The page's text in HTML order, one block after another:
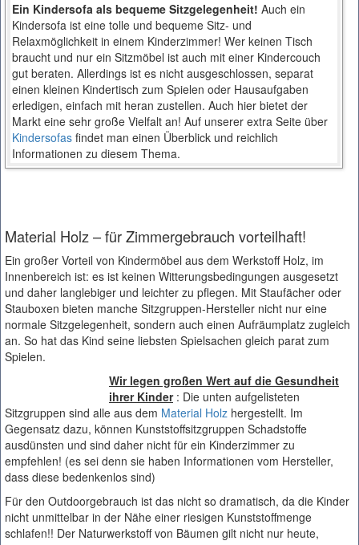
Ein Kindersofa als bequeme Sitzgelegenheit! Auch ein
Kindersofa ist eine tolle und bequeme Sitz- und
Relaxmöglichkeit in einem Kinderzimmer! Wer keinen Tisch
braucht und nur ein Sitzmöbel ist auch mit einer Kindercouch
gut beraten. Allerdings ist es nicht ausgeschlossen, separat
einen kleinen Kindertisch zum Spielen oder Hausaufgaben
erledigen, einfach mit heran zustellen. Auch hier bietet der
Markt eine sehr große Vielfalt an! Auf unserer extra Seite über
Kindersofas findet man einen Überblick und reichlich
Informationen zu diesem Thema.
Material Holz – für Zimmergebrauch vorteilhaft!
Ein großer Vorteil von Kindermöbel aus dem Werkstoff Holz, im
Innenbereich ist: es ist keinen Witterungsbedingungen ausgesetzt
und daher langlebiger und leichter zu pflegen. Mit Staufächer oder
Stauboxen bieten manche Sitzgruppen-Hersteller nicht nur eine
normale Sitzgelegenheit, sondern auch einen Aufräumplatz zugleich
an. So hat das Kind seine liebsten Spielsachen gleich parat zum
Spielen.
Wir legen großen Wert auf die Gesundheit
ihrer Kinder: Die unten aufgelisteten
Sitzgruppen sind alle aus dem Material Holz hergestellt. Im
Gegensatz dazu, können Kunststoffsitzgruppen Schadstoffe
ausdünsten und sind daher nicht für ein Kinderzimmer zu
empfehlen! (es sei denn sie haben Informationen vom Hersteller,
dass diese bedenkenlos sind)
Für den Outdoorgebrauch ist das nicht so dramatisch, da die Kinder
nicht unmittelbar in der Nähe einer riesigen Kunststoffmenge
schlafen!! Der Naturwerkstoff von Bäumen gilt nicht nur heute,